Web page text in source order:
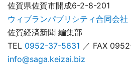
佐賀県佐賀市開成6-2-8-201
ウィブランパブリシティ合同会社
佐賀経済新聞 編集部
TEL 0952-37-5631 ／ FAX
info@saga.keizai.biz